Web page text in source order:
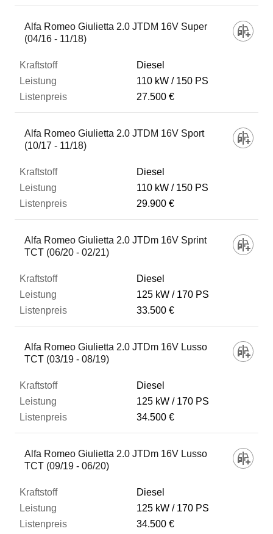
Alfa Romeo Giulietta 2.0 JTDM 16V Super
(04/16 - 11/18)
Diesel
110 kW
150 PS
27.500 €
Alfa Romeo Giulietta 2.0 JTDM 16V Sport
(10/17 - 11/18)
Diesel
110 kW
150 PS
29.900 €
Alfa Romeo Giulietta 2.0 JTDm 16V Sprint
TCT (06/20 - 02/21)
Diesel
125 kW
170 PS
33.500 €
Alfa Romeo Giulietta 2.0 JTDm 16V Lusso
TCT (03/19 - 08/19)
Diesel
125 kW
170 PS
34.500 €
Alfa Romeo Giulietta 2.0 JTDm 16V Lusso
TCT (09/19 - 06/20)
Diesel
125 kW
170 PS
34.500 €